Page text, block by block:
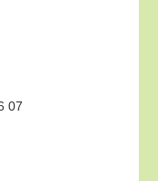
07